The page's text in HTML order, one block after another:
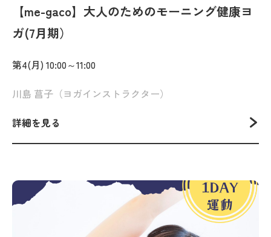
【me-gaco】大人のためのモーニング健康ヨ
ガ(7月期）
第4(月) 10:00～11:00
川島 菖子（ヨガインストラクター）
詳細を見る